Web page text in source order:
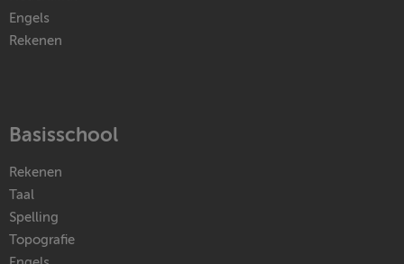
Engels
Rekenen
Basisschool
Rekenen
Taal
Spelling
Topografie